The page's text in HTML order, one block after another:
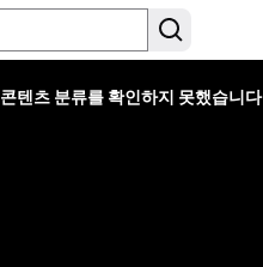
콘텐츠 분류를 확인하지 못했습니다